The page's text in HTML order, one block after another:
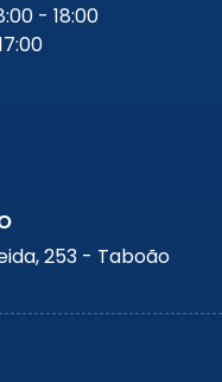
- 18:00
253 - Taboão